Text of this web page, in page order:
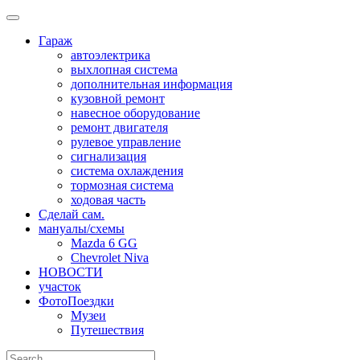
Skip
contentГараж
автоэлектрика
выхлопная система
дополнительная информация
кузовной ремонт
навесное оборудование
ремонт двигателя
рулевое управление
сигнализация
система охлаждения
тормозная система
ходовая часть
Сделай сам.
мануалы/схемы
Mazda 6 GG
Chevrolet Niva
НОВОСТИ
участок
ФотоПоездки
Музеи
Путешествия
Search